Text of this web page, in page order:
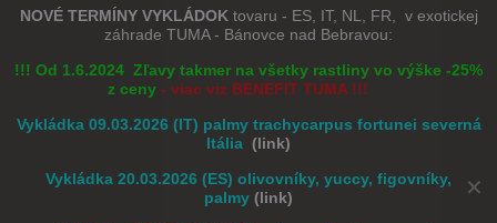
✕
NOVÉ TERMÍNY VYKLÁDOK tovaru - ES, IT, NL, FR, v exotickej
záhrade TUMA - Bánovce nad Bebravou:
!!! Od 1.6.2024 Zľavy takmer na všetky rastliny vo výške -25%
z ceny - viac viz BENEFIT TUMA !!!
Vykládka 09.03.2026 (IT) palmy trachycarpus fortunei severná
Itália (link)
Vykládka 20.03.2026 (ES) olivovníky, yuccy, figovníky,
palmy (link)